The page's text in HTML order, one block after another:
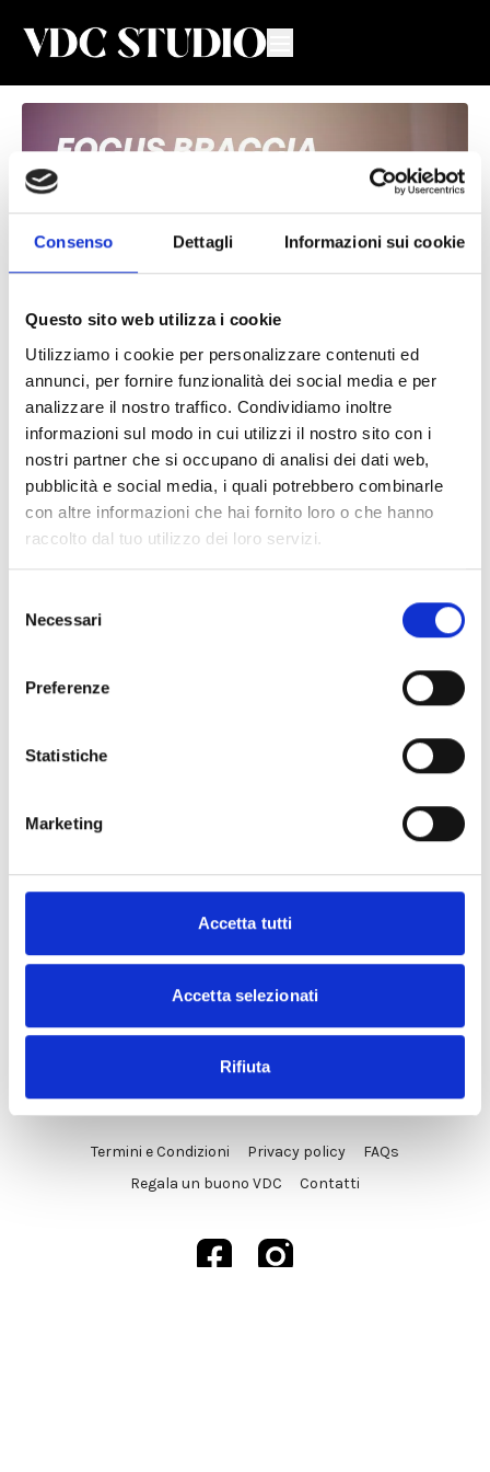
Consenso Dettagli Informazioni sui cookie
Questo sito web utilizza i cookie
Utilizziamo i cookie per personalizzare contenuti ed
annunci, per fornire funzionalità dei social media e per
analizzare il nostro traffico. Condividiamo inoltre
informazioni sul modo in cui utilizzi il nostro sito con i
nostri partner che si occupano di analisi dei dati web,
pubblicità e social media, i quali potrebbero combinarle
con altre informazioni che hai fornito loro o che hanno
raccolto dal tuo utilizzo dei loro servizi.
delNecessari
Preferenze
Statistiche
Marketing
Accetta tutti
Accetta selezionati
Rifiuta
Focus Braccia #10
Lezione di Upper Body con Valeria
Props utilizzati: manubri
Adatto a donne Androidi e Ginoidi
Per saperne di più
Accediper vedere la conversazione
Termini e Condizioni Privacy policy
FAQs
Regala un buono VDC
Contatti